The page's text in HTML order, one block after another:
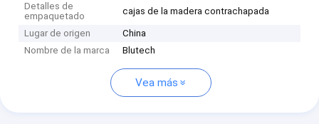
Detalles de
empaquetado
cajas de la madera contrachapada
Lugar de origen
China
Nombre de la marca
Blutech
Vea más